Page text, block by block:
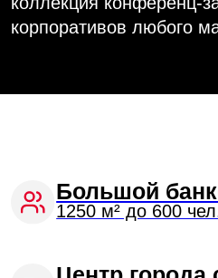
Большой
1250 м² до 600 чел.
Меню от шеф-повара
50 машиномест